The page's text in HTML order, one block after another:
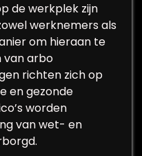
de werkplek zijn
werknemers als
om hieraan te
van arbo
richten zich op
en gezonde
worden
van wet- en